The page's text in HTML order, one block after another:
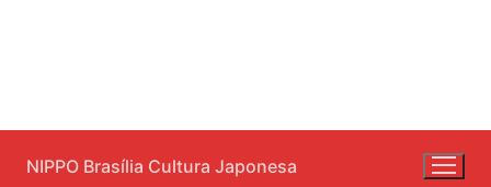
paraNIPPO Brasília Cultura Japonesa